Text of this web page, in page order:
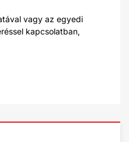
vagy az egyedi
kapcsolatban,